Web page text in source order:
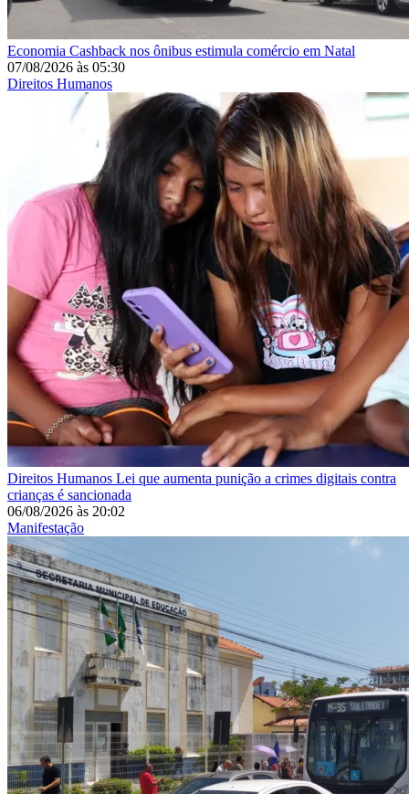
Economia Cashback nos ônibus estimula comércio em Natal
07/08/2026 às 05:30
Direitos Humanos
Direitos Humanos Lei que aumenta punição a crimes digitais contra
crianças é sancionada
06/08/2026 às 20:02
Manifestação